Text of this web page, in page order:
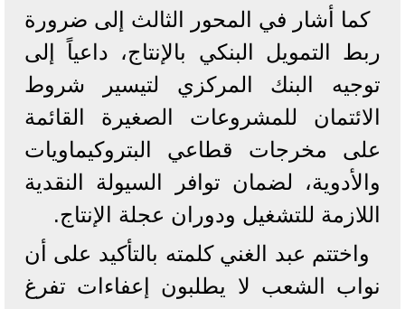
​كما أشار في المحور الثالث إلى ضرورة
ربط التمويل البنكي بالإنتاج، داعياً إلى
توجيه البنك المركزي لتيسير شروط
الائتمان للمشروعات الصغيرة القائمة
على مخرجات قطاعي البتروكيماويات
والأدوية، لضمان توافر السيولة النقدية
اللازمة للتشغيل ودوران عجلة الإنتاج.
​واختتم عبد الغني كلمته بالتأكيد على أن
نواب الشعب لا يطلبون إعفاءات تفرغ